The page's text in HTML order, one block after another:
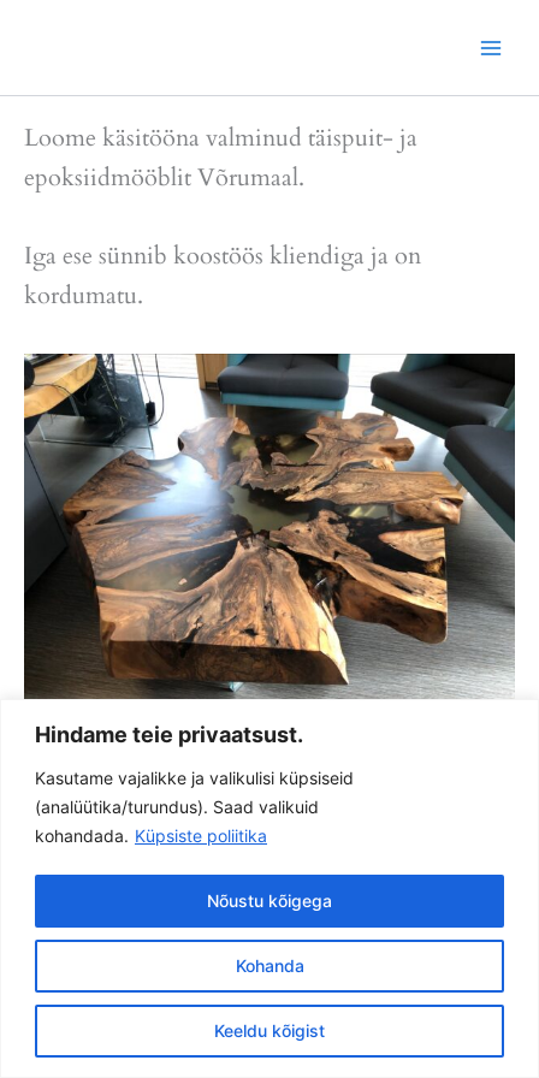
Hindame teie privaatsust.
Kasutame vajalikke ja valikulisi küpsiseid
(analüütika/turundus). Saad valikuid
kohandada. Küpsiste poliitika
Kohanda
Keeldu kõigist
Nõustu kõigega
Loome käsitööna valminud täispuit- ja
epoksiidmööblit Võrumaal.
Iga ese sünnib koostöös kliendiga ja on
kordumatu.
Privaatsuspoliitika
Copyright © 2026 WoodMagic OÜ | Powered byAstra WordPress
Theme